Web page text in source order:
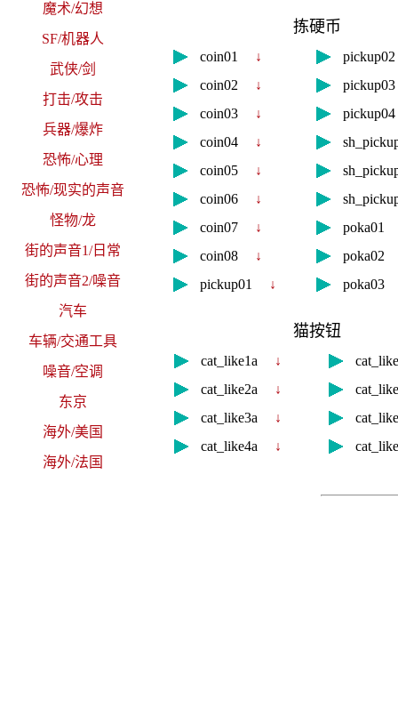
魔术/幻想
SF/机器人
武侠/剑
打击/攻击
兵器/爆炸
恐怖/心理
恐怖/现实的声音
怪物/龙
街的声音1/日常
街的声音2/噪音
汽车
车辆/交通工具
噪音/空调
东京
海外/美国
海外/法国
拣硬币
coin01 ↓
coin02
↓
coin03
↓
coin04
↓
coin05
↓
coin06
↓
coin07
↓
poka01
coin08
↓
poka02
pickup01
↓ poka03
猫按钮
cat_like1a ↓
cat_like2a
↓
cat_like3a
↓
cat_like4a
↓